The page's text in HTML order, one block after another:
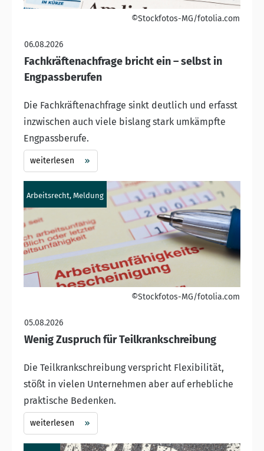
©Stockfotos-MG/fotolia.com
06.08.2026
Fachkräftenachfrage bricht ein – selbst in
Engpassberufen
Die Fachkräftenachfrage sinkt deutlich und erfasst
inzwischen auch viele bislang stark umkämpfte
Engpassberufe.
weiterlesen
Arbeitsrecht, Meldung
©Stockfotos-MG/fotolia.com
05.08.2026
Wenig Zuspruch für Teilkrankschreibung
Die Teilkrankschreibung verspricht Flexibilität,
stößt in vielen Unternehmen aber auf erhebliche
praktische Bedenken.
weiterlesen